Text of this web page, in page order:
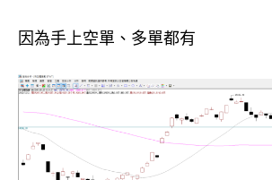
因為手上空單、多單都有